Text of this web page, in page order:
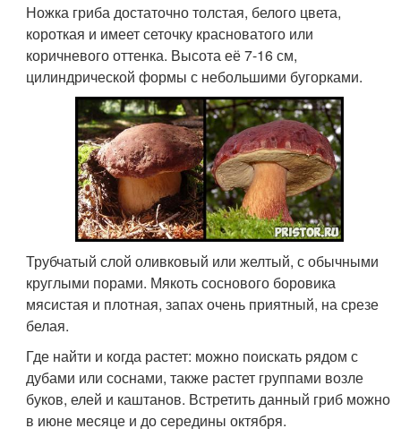
Ножка гриба достаточно толстая, белого цвета,
короткая и имеет сеточку красноватого или
коричневого оттенка. Высота её 7-16 см,
цилиндрической формы с небольшими бугорками.
Трубчатый слой оливковый или желтый, с обычными
круглыми порами. Мякоть соснового боровика
мясистая и плотная, запах очень приятный, на срезе
белая.
Где найти и когда растет: можно поискать рядом с
дубами или соснами, также растет группами возле
буков, елей и каштанов. Встретить данный гриб можно
в июне месяце и до середины октября.